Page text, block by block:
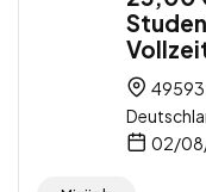
49593
02/